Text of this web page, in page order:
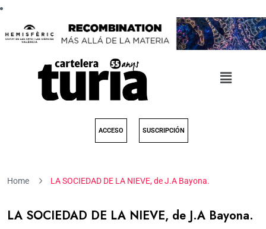
ACCESO SUSCRIPCIÓN
Home LA SOCIEDAD DE LA NIEVE, de J.A Bayona.
LA SOCIEDAD DE LA NIEVE, de J.A Bayona.